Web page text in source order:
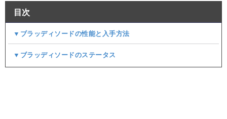
目次
▼ブラッディソードの性能と入手方法
▼ブラッディソードのステータス